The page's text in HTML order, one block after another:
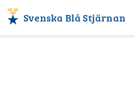
Svenska Blå Stjärnan